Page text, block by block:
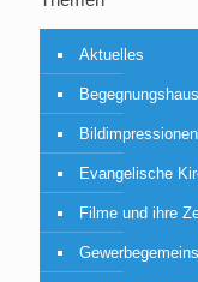
Aktuelles
Begegnungshaus
Bildimpressionen
Evangelische
Filme und ihre